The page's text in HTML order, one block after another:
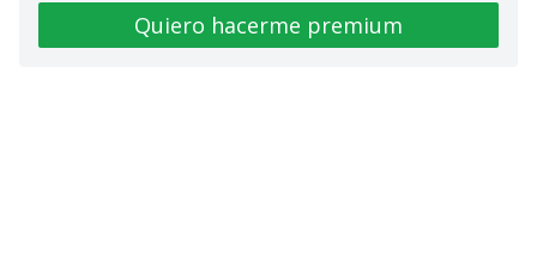
Quiero hacerme premium